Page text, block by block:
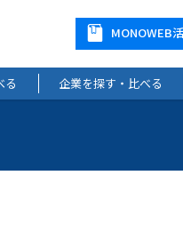
MONOWEB
る 企業を探す・比べる